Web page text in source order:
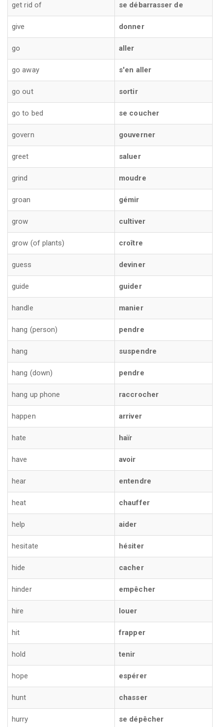
get rid of se débarrasser de
give donner
go aller
go away s'en aller
go out sortir
go to bed se coucher
govern gouverner
greet saluer
grind moudre
groan gémir
grow cultiver
grow (of plants) croître
guess deviner
guide guider
handle manier
hang (person) pendre
hang suspendre
hang (down) pendre
hang up phone raccrocher
happen arriver
hate haïr
have avoir
hear entendre
heat chauffer
help aider
hesitate hésiter
hide cacher
hinder empêcher
hire louer
hit frapper
hold tenir
hope espérer
hunt chasser
hurry se dépêcher